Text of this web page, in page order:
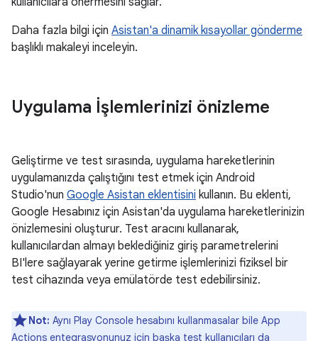
Daha fazla bilgi için Asistan'a dinamik kısayollar gönderme
başlıklı makaleyi inceleyin.
Uygulama İşlemlerinizi önizleme
Geliştirme ve test sırasında, uygulama hareketlerinin
uygulamanızda çalıştığını test etmek için Android
Studio'nun Google Asistan eklentisini kullanın. Bu eklenti,
Google Hesabınız için Asistan'da uygulama hareketlerinizin
önizlemesini oluşturur. Test aracını kullanarak,
kullanıcılardan almayı beklediğiniz giriş parametrelerini
BI'lere sağlayarak yerine getirme işlemlerinizi fiziksel bir
test cihazında veya emülatörde test edebilirsiniz.
Not: Aynı Play Console hesabını kullanmasalar bile App
Actions entegrasyonunuz için başka test kullanıcıları da